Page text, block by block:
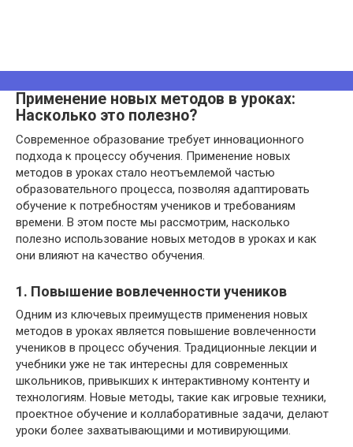
Применение новых методов в уроках:
Насколько это полезно?
Современное образование требует инновационного
подхода к процессу обучения. Применение новых
методов в уроках стало неотъемлемой частью
образовательного процесса, позволяя адаптировать
обучение к потребностям учеников и требованиям
времени. В этом посте мы рассмотрим, насколько
полезно использование новых методов в уроках и как
они влияют на качество обучения.
1. Повышение вовлеченности учеников
Одним из ключевых преимуществ применения новых
методов в уроках является повышение вовлеченности
учеников в процесс обучения. Традиционные лекции и
учебники уже не так интересны для современных
школьников, привыкших к интерактивному контенту и
технологиям. Новые методы, такие как игровые техники,
проектное обучение и коллаборативные задачи, делают
уроки более захватывающими и мотивирующими.